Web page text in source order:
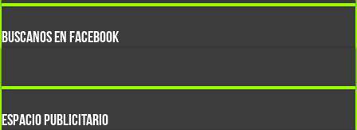
BUSCANOS EN FACEBOOK
ESPACIO PUBLICITARIO